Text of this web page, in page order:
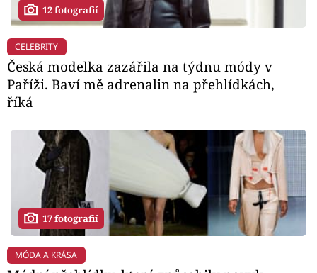
Sledujte nás
12 fotografií
CELEBRITY
Česká modelka zazářila na týdnu módy v
Paříži. Baví mě adrenalin na přehlídkách,
říká
17 fotografií
MÓDA A KRÁSA